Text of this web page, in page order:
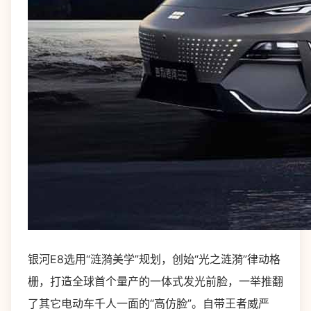
银河E8选用“涟漪美学”规划，创始“光之涟漪”律动格
栅，打造全球首个量产的一体式发光前脸，一举推翻
了其它电动车千人一面的“高仿脸”。自带王者威严